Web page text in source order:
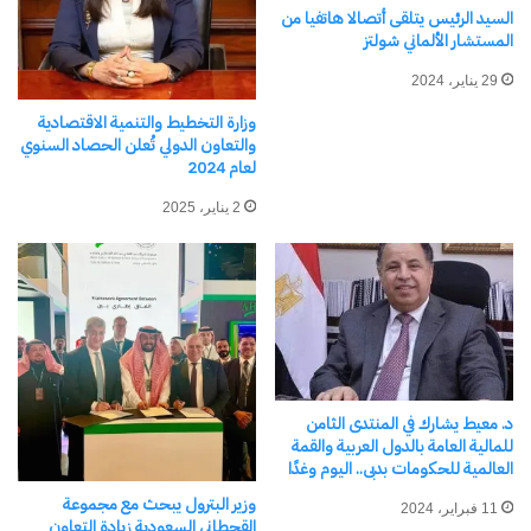
لقناة السويس
16 يناير، 2026
في "مال وأعمال"
النقل البحري بالمحافظة
في "محافظات"
الباخرة السياحية «آرويا» بميناء
شرم الشيخ
20 مايو، 2026
في "محافظات"
اكتشاف المزيد من
الإلكتروني.
السيد الرئيس يتلقى أتصالا هاتفيا من
المستشار الألماني شولتز
29 يناير، 2024
وزارة التخطيط والتنمية الاقتصادية
والتعاون الدولي تُعلن الحصاد السنوي
لعام 2024
2 يناير، 2025
د. معيط يشارك في المنتدى الثامن
للمالية العامة بالدول العربية والقمة
العالمية للحكومات بدبى.. اليوم وغدًا
11 فبراير، 2024
وزير البترول يبحث مع مجموعة